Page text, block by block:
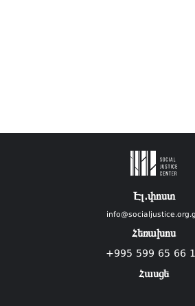
Էլ.փոստ
Հեռախոս
+995 599 65 66
Հասցե